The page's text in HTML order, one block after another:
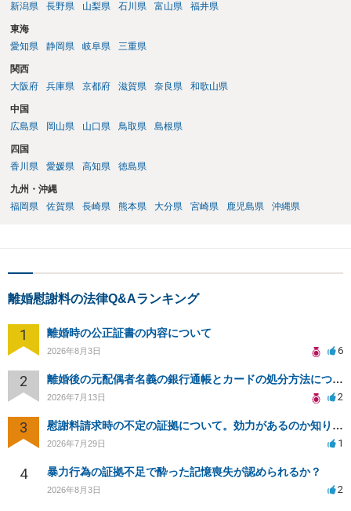
新潟県
長野県 山梨県 石川県 富山県 福井県
東海
愛知県
静岡県 岐阜県 三重県
関西
大阪府
兵庫県 京都府 滋賀県 奈良県 和歌山県
中国
広島県
岡山県 山口県 鳥取県 島根県
四国
香川県
愛媛県 高知県 徳島県
九州・沖縄
福岡県
佐賀県 長崎県 熊本県 大分県 宮崎県 鹿児島県 沖縄県
離婚慰謝料の法律Q&Aランキング
1 離婚時の公正証書の内容について
2026年8月3日 6
2 離婚後の元配偶者名義の銀行通帳とカードの処分方法について
2026年7月13日 2
3 慰謝料請求時の不定の証拠について。効力があるのか知りたい。
2026年7月29日 1
4 暴力行為の証拠不足で酔った記憶喪失が認められるか？
2026年8月3日 2